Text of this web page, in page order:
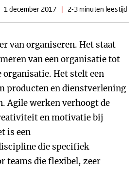
1 december 2017 | 2-3 minuten leestijd
van organiseren. Het staat
van een organisatie tot
Het stelt een
producten en dienstverlening
Agile werken verhoogt de
en motivatie bij
is een
die specifiek
teams die flexibel, zeer